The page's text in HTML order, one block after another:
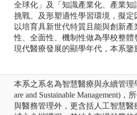
全球化」及「知識產業化、產業
挑戰、及形塑適性學習環境，擬定
以培育具新世代特質且能與創新
性、全面性、機制性做為學校整
現代醫療發展的顯學年代，本系鑒
本系之系名為智慧醫療與永續管理
are and Sustainable Management)
與醫務管理外，更含括人工智慧